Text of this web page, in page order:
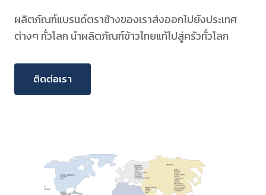
ผลิตภัณฑ์แบรนด์ตราช้างของเราส่งออกไปยังประเทศ
ต่างๆ ทั่วโลก นำผลิตภัณฑ์ข้าวไทยแท้ไปสู่ครัวทั่วโลก
ติดต่อเรา